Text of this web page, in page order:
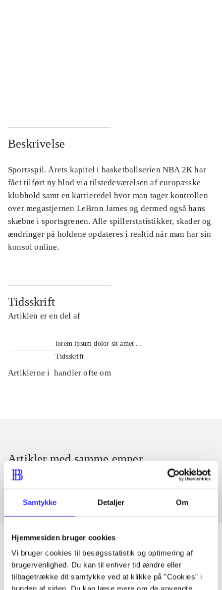
Samtykke Detaljer Om
Hjemmesiden bruger cookies
Vi bruger cookies til besøgsstatistik og optimering af
brugervenlighed. Du kan til enhver tid ændre eller
tilbagetrække dit samtykke ved at klikke på ”Cookies” i
Beskrivelse
Sportsspil. Årets kapitel i basketballserien NBA 2K har
fået tilført ny blod via tilstedeværelsen af europæiske
klubhold samt en karrieredel hvor man tager kontrollen
over megastjernen LeBron James og dermed også hans
skæbne i sportsgrenen. Alle spillerstatistikker, skader og
ændringer på holdene opdateres i realtid når man har sin
konsol online.
Tidsskrift
Artiklen er en del af
lorem ipsum dolor sit amet ...
Tidsskrift
Artiklerne i handler ofte om
Artikler med samme emner
Fra
Artikler
Alle registrerede artikler fordelt på udgivelser